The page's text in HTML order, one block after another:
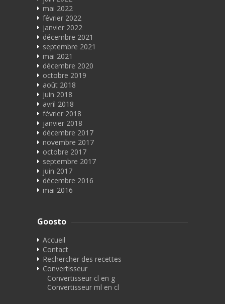
mai 2022
février 2022
janvier 2022
décembre 2021
septembre 2021
mai 2021
décembre 2020
octobre 2019
août 2018
juin 2018
avril 2018
février 2018
janvier 2018
décembre 2017
novembre 2017
octobre 2017
septembre 2017
juin 2017
décembre 2016
mai 2016
Goosto
Accueil
Contact
Rechercher des recettes
Convertisseur
Convertisseur cl en g
Convertisseur ml en cl